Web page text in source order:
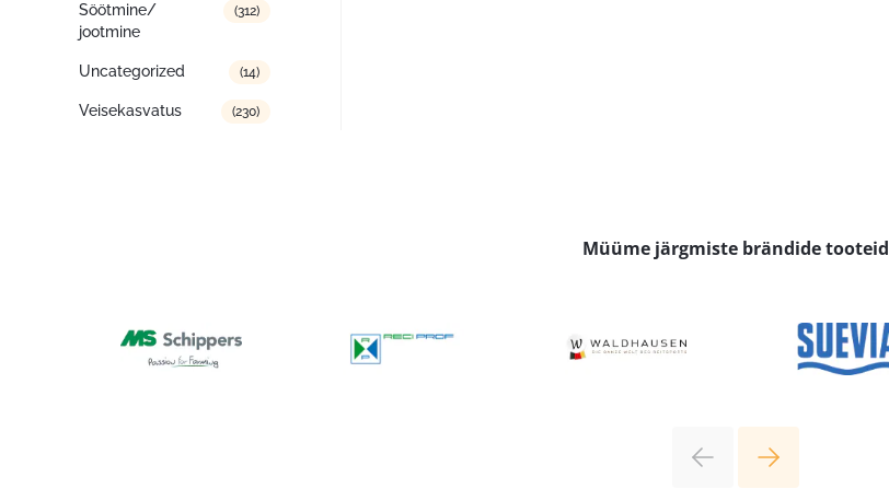
Söötmine/
jootmine
(312)
Uncategorized (14)
Veisekasvatus (230)
Müüme järgmiste brändide tooteid